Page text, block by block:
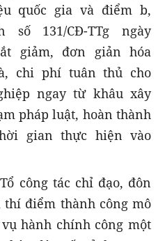
quốc gia và điểm b,
131/CĐ-TTg ngày
giảm, đơn giản hóa
chi phí tuân thủ cho
ngay từ khâu xây
pháp luật, hoàn thành
gian thực hiện vào
công tác chỉ đạo, đôn
điểm thành công mô
hành chính công một